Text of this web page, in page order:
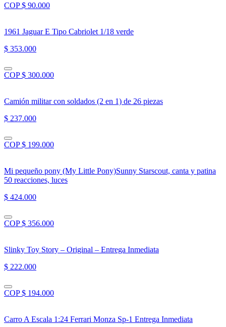
COP $ 90.000
1961 Jaguar E Tipo Cabriolet 1/18 verde
$ 353.000
COP $ 300.000
Camión militar con soldados (2 en 1) de 26 piezas
$ 237.000
COP $ 199.000
Mi pequeño pony (My Little Pony)Sunny Starscout, canta y patina
50 reacciones, luces
$ 424.000
COP $ 356.000
Slinky Toy Story – Original – Entrega Inmediata
$ 222.000
COP $ 194.000
Carro A Escala 1:24 Ferrari Monza Sp-1 Entrega Inmediata